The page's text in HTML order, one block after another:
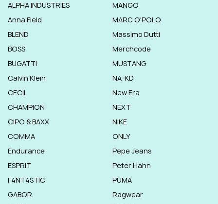
ALPHA INDUSTRIES
Anna Field
BLEND
BOSS
BUGATTI
Calvin Klein
CECIL
CHAMPION
CIPO & BAXX
COMMA
Endurance
ESPRIT
F4NT4STIC
GABOR
MANGO
MARC O'POLO
Massimo Dutti
Merchcode
MUSTANG
NA-KD
New Era
NEXT
NIKE
ONLY
Pepe Jeans
Peter Hahn
PUMA
Ragwear